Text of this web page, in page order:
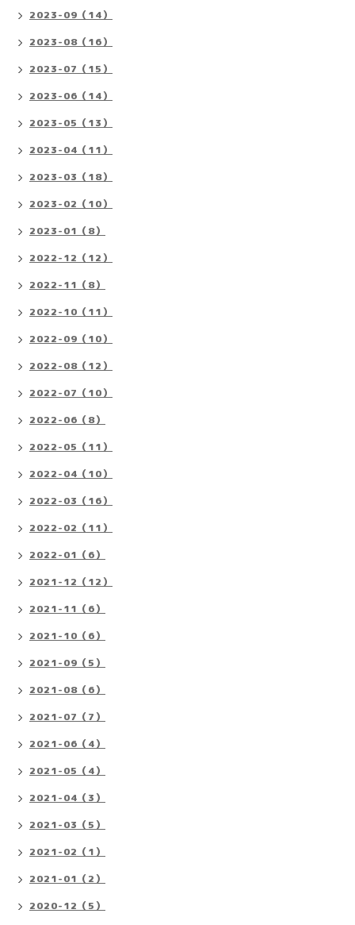
2023-09（14）
2023-08（16）
2023-07（15）
2023-06（14）
2023-05（13）
2023-04（11）
2023-03（18）
2023-02（10）
2023-01（8）
2022-12（12）
2022-11（8）
2022-10（11）
2022-09（10）
2022-08（12）
2022-07（10）
2022-06（8）
2022-05（11）
2022-04（10）
2022-03（16）
2022-02（11）
2022-01（6）
2021-12（12）
2021-11（6）
2021-10（6）
2021-09（5）
2021-08（6）
2021-07（7）
2021-06（4）
2021-05（4）
2021-04（3）
2021-03（5）
2021-02（1）
2021-01（2）
2020-12（5）